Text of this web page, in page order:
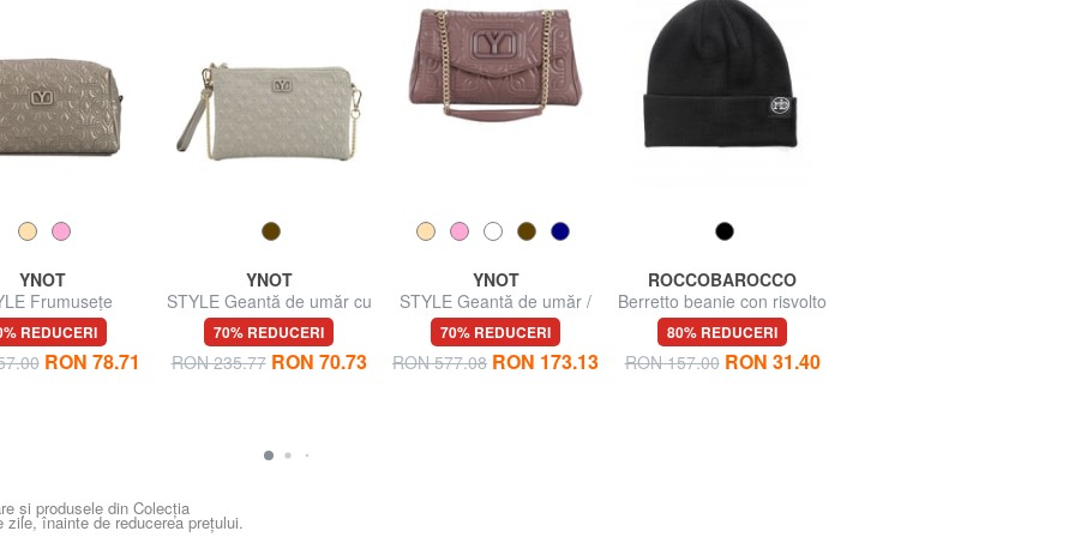
YNOT
Frumuseţe
REDUCERI
RON 78.71
YNOT
STYLE Geantă de umăr cu
lanț
70% REDUCERI
RON 235.77 RON 70.73
YNOT
STYLE Geantă de umăr /
geantă crossbody
70% REDUCERI
RON 577.08 RON 173.13
ROCCOBAROCCO
Berretto beanie con risvolto
80% REDUCERI
RON 157.00 RON 31.40
și produsele din Colecția
înainte de reducerea prețului.